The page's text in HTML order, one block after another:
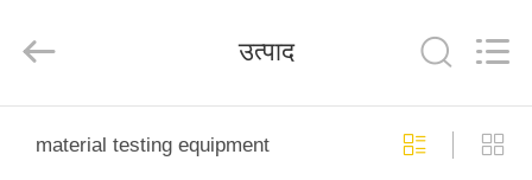
Reserved.
उत्पाद
material testing equipment